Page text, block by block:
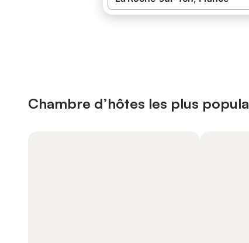
Chambre d’hôtes les plus